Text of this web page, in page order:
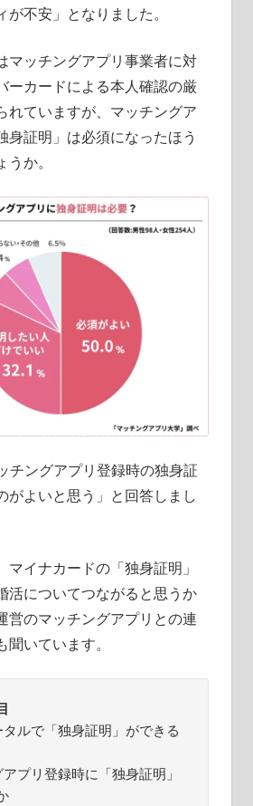
不安」となりました。
マッチングアプリ事業者に対
ーカードによる本人確認の厳
れていますが、マッチングア
身証明」は必須になったほう
か。
チングアプリ登録時の独身証
がよいと思う」と回答しまし
マイナカードの「独身証明」
活についてつながると思うか
営のマッチングアプリとの連
いています。
ルで「独身証明」ができる
プリ登録時に「独身証明」